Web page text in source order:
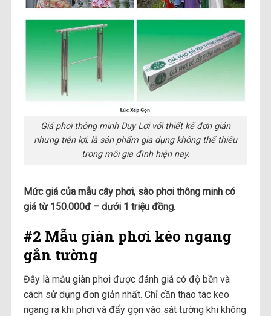
Giá phơi thông minh Duy Lợi với thiết kế đơn giản
nhưng tiện lợi, là sản phẩm gia dụng không thể thiếu
trong mỗi gia đình hiện nay.
Mức giá của mẫu cây phơi, sào phơi thông minh có
giá từ 150.000đ – dưới 1 triệu đồng.
#2 Mẫu giàn phơi kéo ngang
gắn tường
Đây là mẫu giàn phơi được đánh giá có độ bền và
cách sử dụng đơn giản nhất. Chỉ cần thao tác keo
ngang ra khi phơi và đẩy gọn vào sát tường khi không